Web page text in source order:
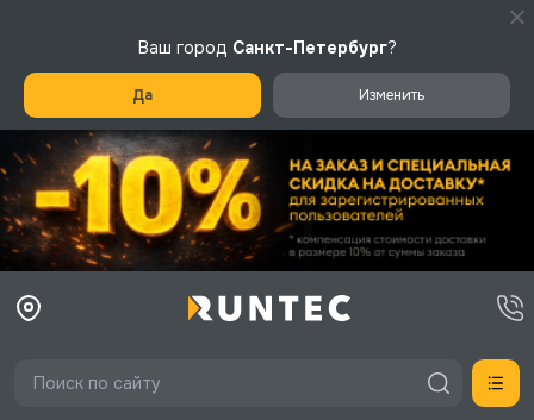
Ваш город Санкт-Петербург?
Да Изменить